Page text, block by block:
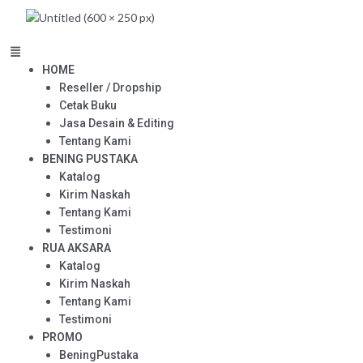
content
Menu
HOME
Reseller / Dropship
Cetak Buku
Jasa Desain & Editing
Tentang Kami
BENING PUSTAKA
Katalog
Kirim Naskah
Tentang Kami
Testimoni
RUA AKSARA
Katalog
Kirim Naskah
Tentang Kami
Testimoni
PROMO
BeningPustaka